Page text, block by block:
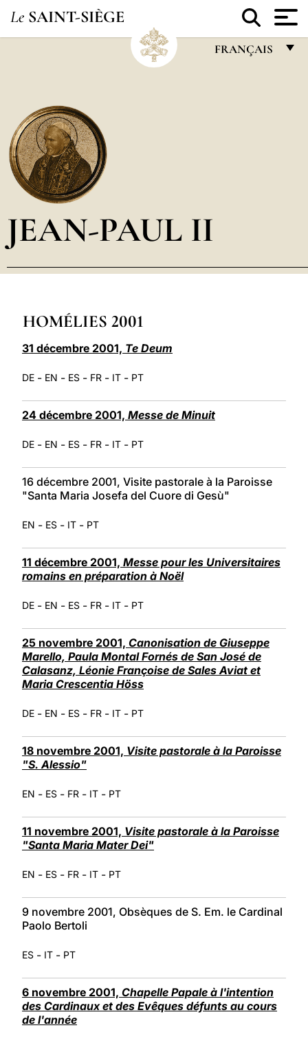
Le SAINT-SIÈGE
FRANÇAIS
العربيّة
JEAN-PAUL II
HOMÉLIES 2001
31 décembre 2001, Te Deum
DE - EN - ES - FR - IT - PT
24 décembre 2001, Messe de Minuit
DE - EN - ES - FR - IT - PT
16 décembre 2001, Visite pastorale à la Paroisse
"Santa Maria Josefa del Cuore di Gesù"
EN - ES - IT - PT
11 décembre 2001, Messe pour les Universitaires
romains en préparation à Noël
DE - EN - ES - FR - IT - PT
25 novembre 2001, Canonisation de Giuseppe
Marello, Paula Montal Fornés de San José de
Calasanz, Léonie Françoise de Sales Aviat et
Maria Crescentia Höss
DE - EN - ES - FR - IT - PT
18 novembre 2001, Visite pastorale à la Paroisse
"S. Alessio"
EN - ES - FR - IT - PT
11 novembre 2001, Visite pastorale à la Paroisse
"Santa Maria Mater Dei"
EN - ES - FR - IT - PT
9 novembre 2001, Obsèques de S. Em. le Cardinal
Paolo Bertoli
ES - IT - PT
6 novembre 2001, Chapelle Papale à l'intention
des Cardinaux et des Evêques défunts au cours
de l'année